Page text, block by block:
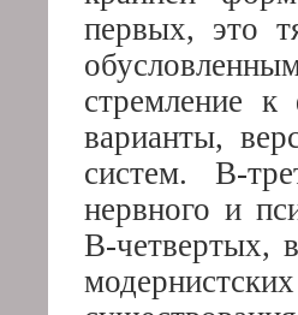
первых, это
стремление
варианты,
систем. В-
нервного и
В-четвертых,